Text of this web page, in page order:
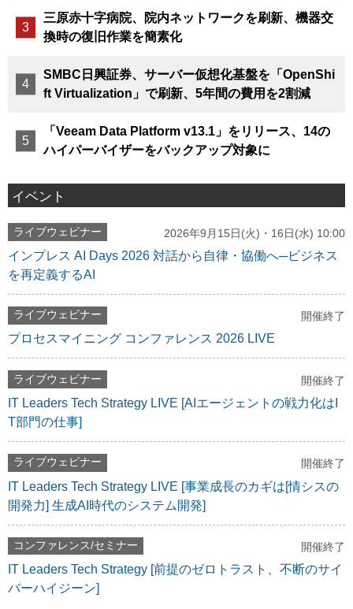
三原赤十字病院、院内ネットワークを刷新、機器交
換時の復旧作業を簡素化
SMBC日興証券、サーバー仮想化基盤を「OpenShi
ft Virtualization」で刷新、5年間の費用を2割減
「Veeam Data Platform v13.1」をリリース、14の
ハイパーバイザーをバックアップ対象に
イベント
ライブウェビナー 2026年9月15日(火)・16日(水) 10:00
インプレス AI Days 2026 対話から自律・協働へ─ビジネス
を再定義するAI
ライブウェビナー 開催終了
プロセスマイニング コンファレンス 2026 LIVE
ライブウェビナー 開催終了
IT Leaders Tech Strategy LIVE [AIエージェントの戦力化はI
T部門の仕事]
ライブウェビナー 開催終了
IT Leaders Tech Strategy LIVE [事業成長のカギは[情シスの
開発力] 生成AI時代のシステム開発]
コンファレンス/セミナー 開催終了
IT Leaders Tech Strategy [前提のゼロトラスト、不断のサイ
バーハイジーン]